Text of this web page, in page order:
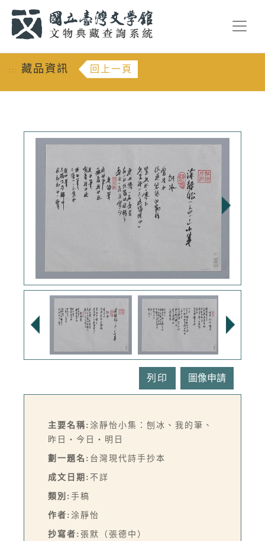
::: 藏品資訊 回上一頁
列印
主要名稱: 涂靜怡小集：刨冰、我的筆、
昨日‧今日‧明日
劃一題名: 台灣現代詩手抄本
成文日期: 不詳
類別: 手稿
作者: 涂靜怡
抄寫者: 張默（張德中）